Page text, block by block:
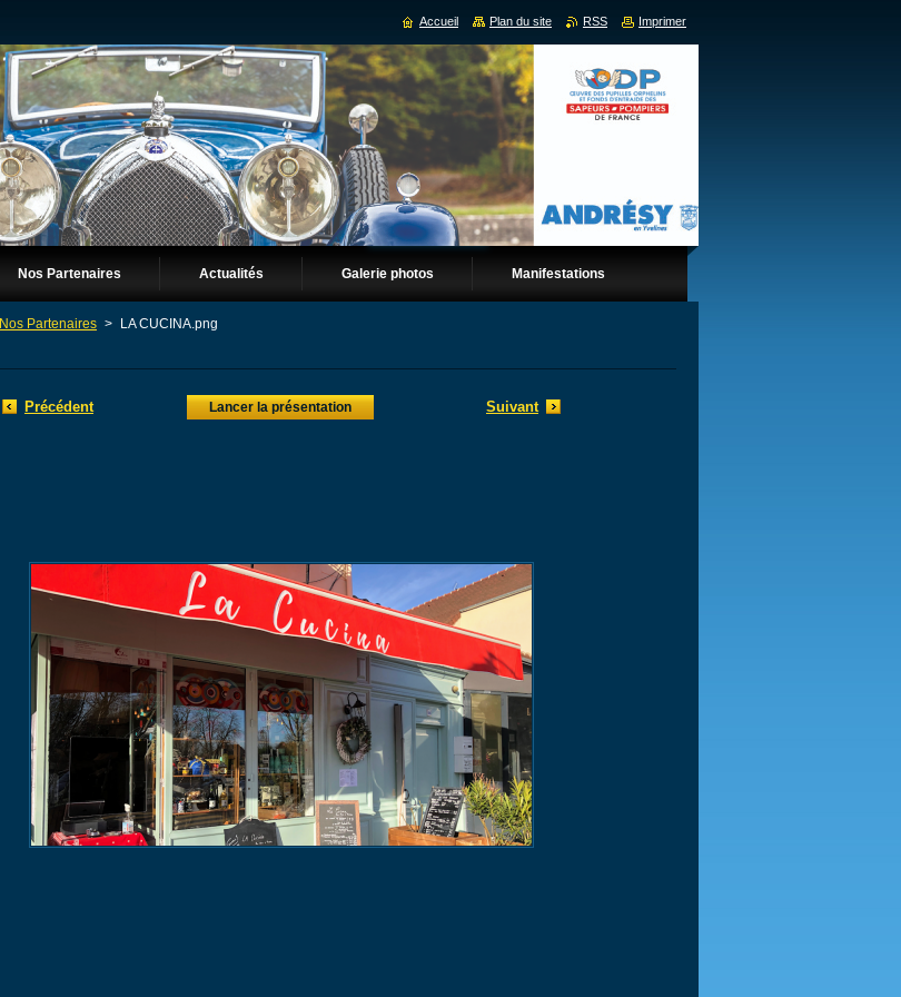
Nos Partenaires Actualités Galerie photos Manifestations
Nos Partenaires > LA CUCINA.png
Précédent Lancer la présentation Suivant
Accueil Plan du site RSS Imprimer